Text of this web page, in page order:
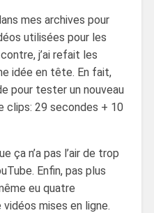
mes archives pour
utilisées pour les
j’ai refait les
idée en tête. En fait,
pour tester un nouveau
clips: 29 secondes + 10
ça n’a pas l’air de trop
Enfin, pas plus
eu quatre
mises en ligne.